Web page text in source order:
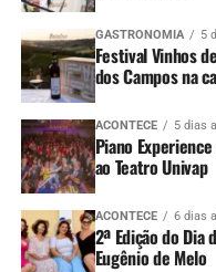
GASTRONOMIA 5
Festival Vinhos
dos Campos na
ACONTECE 5 dias
Piano
ao Teatro Univap
ACONTECE 6 dias
2ª Edição do Dia
Eugênio de Melo